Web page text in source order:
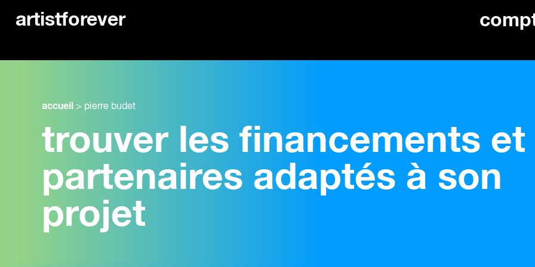
artistforever
accueil > pierre budet
trouver les financements et
partenaires adaptés à son
projet